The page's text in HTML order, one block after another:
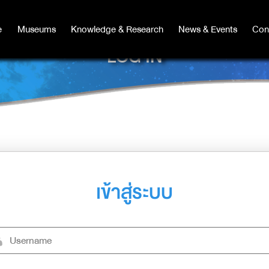
Museums Knowledge & Research News & Events
Museums Knowledge & Research News & Events
LOG IN
เข้าสู่ระบบ